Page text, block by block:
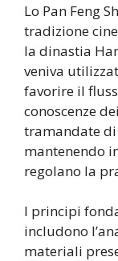
Lo Pan Feng
tradizione
la dinastia
veniva
favorire il
conoscenze
tramandate di
mantenendo
regolano la
I principi
includono
materiali